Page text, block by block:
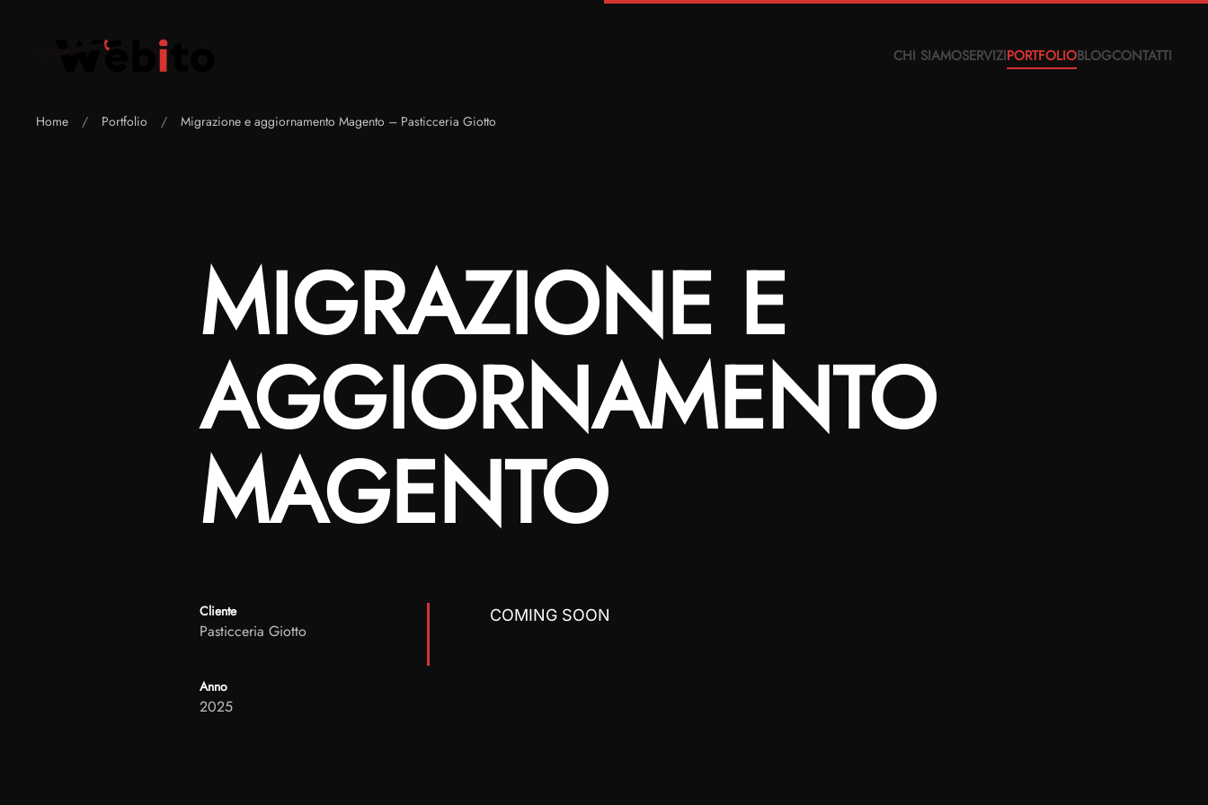
Skip to main content CHI SIAMOSERVIZIPORTFOLIOBLOGCONTATTI
Home Portfolio Migrazione e aggiornamento Magento – Pasticceria Giotto
MIGRAZIONE E
AGGIORNAMENTO
MAGENTO
Cliente
Pasticceria Giotto
Anno
2025
COMING SOON